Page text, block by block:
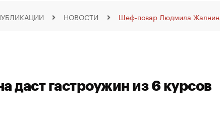
НОВОСТИ Шеф-повар Людмила
гастроужин из 6 курсов